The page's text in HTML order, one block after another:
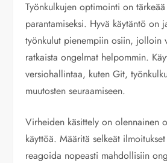
Työnkulkujen optimointi on
parantamiseksi. Hyvä käytäntö on
työnkulut pienempiin osiin, jolloin
ratkaista ongelmat helpommin.
versiohallintaa, kuten Git,
muutosten seuraamiseen.
Virheiden käsittely on olennainen
käyttöä. Määritä selkeät
reagoida nopeasti mahdollisiin